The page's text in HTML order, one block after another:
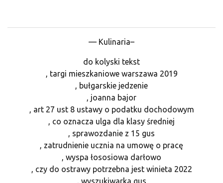
— Kulinaria–
do kolyski tekst
, targi mieszkaniowe warszawa 2019
, bułgarskie jedzenie
, joanna bajor
, art 27 ust 8 ustawy o podatku dochodowym
, co oznacza ulga dla klasy średniej
, sprawozdanie z 15 gus
, zatrudnienie ucznia na umowę o pracę
, wyspa łososiowa darłowo
, czy do ostrawy potrzebna jest winieta 2022
, wyszukiwarka gus